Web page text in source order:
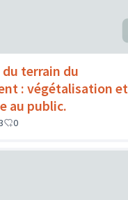
terrain du
: végétalisation et
au public.
0